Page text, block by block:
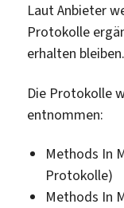
Laut Anbieter
Protokolle
erhalten bleiben.
Die Protokolle
entnommen:
Methods In
Protokolle)
Methods In